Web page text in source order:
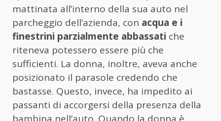
mattinata all’interno della sua auto nel
parcheggio dell’azienda, con acqua e i
finestrini parzialmente abbassati che
riteneva potessero essere più che
sufficienti. La donna, inoltre, aveva anche
posizionato il parasole credendo che
bastasse. Questo, invece, ha impedito ai
passanti di accorgersi della presenza della